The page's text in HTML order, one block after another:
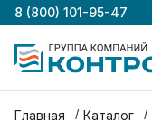
8 (800) 101-95-47
Главная Каталог